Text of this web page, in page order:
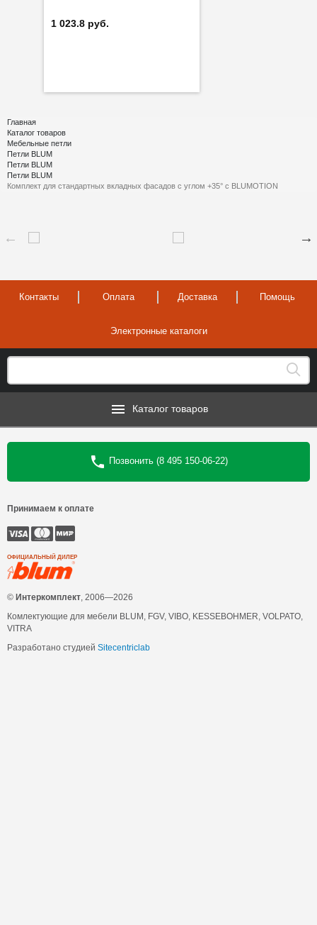
1 023.8 руб.
Главная
Каталог товаров
Мебельные петли
Петли BLUM
Петли BLUM
Петли BLUM
Комплект для стандартных вкладных фасадов с углом +35° с BLUMOTION
Контакты Оплата Доставка Помощь
Электронные каталоги
Каталог товаров
Позвонить (8 495 150-06-22)
Принимаем к оплате
ОФИЦИАЛЬНЫЙ ДИЛЕР
© Интеркомплект , 2006—2026
Комлектующие для мебели BLUM, FGV, VIBO, KESSEBOHMER, VOLPATO,
VITRA
Разработано студией Sitecentriclab